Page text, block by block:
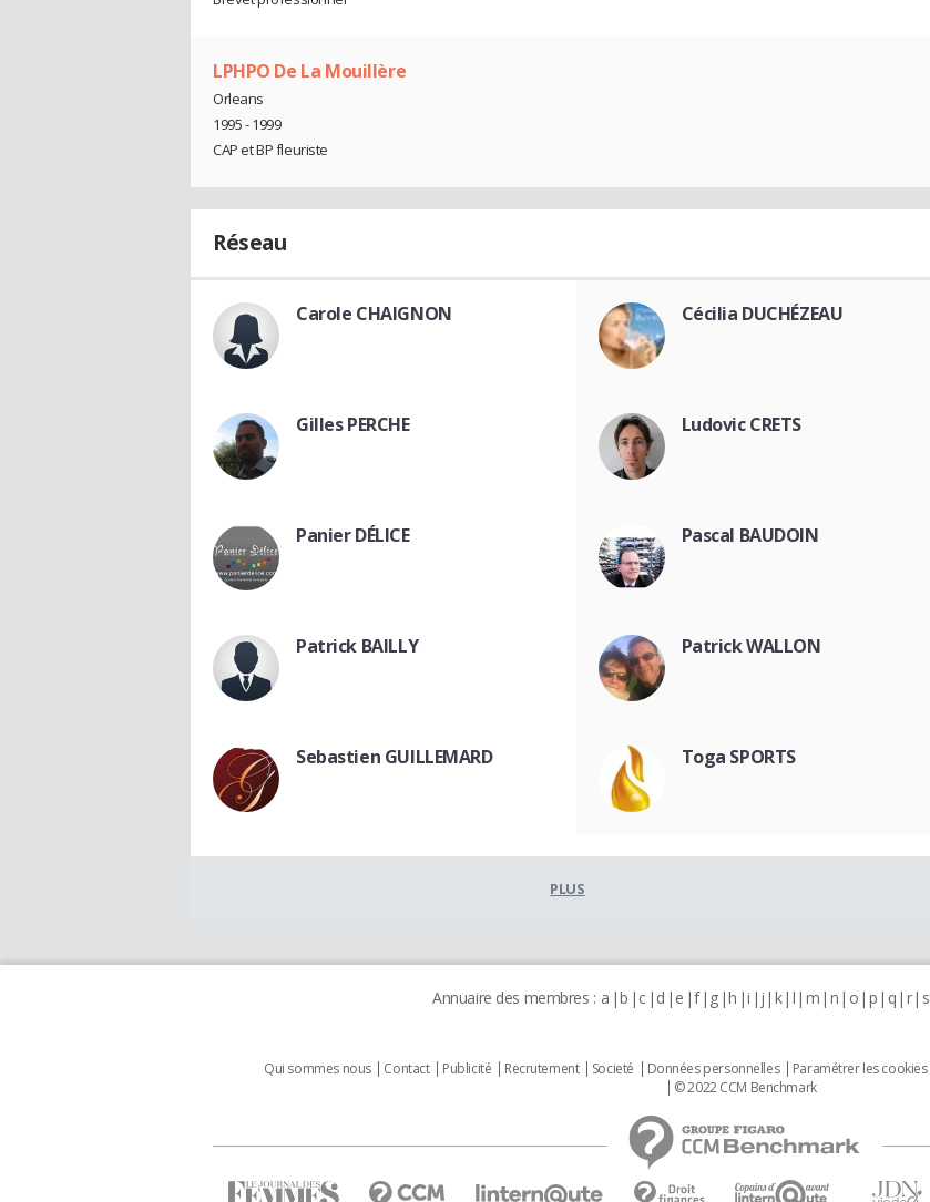
LPHPO De La Mouillère
Orleans
1995 - 1999
CAP et BP fleuriste
Réseau
Carole CHAIGNON Cécilia DUCHÉZEAU
Gilles PERCHE Ludovic CRETS
Panier DÉLICE Pascal BAUDOIN
Patrick BAILLY Patrick WALLON
Sebastien GUILLEMARD Toga SPORTS
PLUS
Annuaire des membres : a b c d e f g h i j k l m n o p q r s
Qui sommes nous Contact Publicité Recrutement Societé Données personnelles Paramétrer les cookies
© 2022 CCM Benchmark